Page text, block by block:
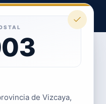
de Vizcaya,